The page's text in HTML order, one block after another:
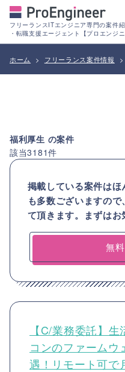
フリーランスITエンジニア専門の案件
・転職支援エージェント【プロエンジニ
ホーム > フリーランス案件情報 >
福利厚生 の案件
該当3181件
掲載している案件は
も多数ございますので
て頂きます。まずはお
無
【C/業務委託】
コンのファーム
遇！リモート可で